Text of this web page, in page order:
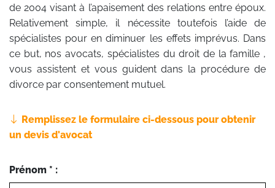
de 2004 visant à l’apaisement des relations entre époux.
Relativement simple, il nécessite toutefois l’aide de
spécialistes pour en diminuer les effets imprévus. Dans
ce but, nos avocats, spécialistes du droit de la famille ,
vous assistent et vous guident dans la procédure de
divorce par consentement mutuel.
Remplissez le formulaire ci-dessous pour obtenir
un devis d'avocat
Prénom * :